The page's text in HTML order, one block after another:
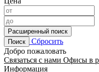
Расширенный поиск
Поиск
Сбросить
Добро пожаловать
Связаться с нами Офисы в
Информация